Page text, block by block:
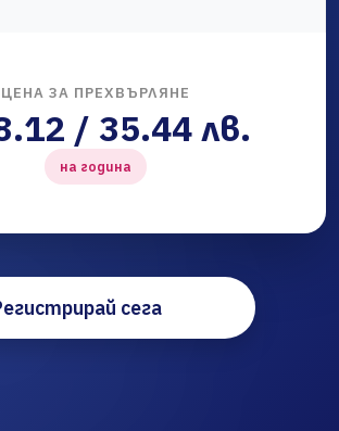
ЦЕНА ЗА ПРЕХВЪРЛЯНЕ
/ 35.44 лв.
на година
сега